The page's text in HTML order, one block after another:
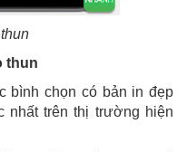
thun
bình chọn có bản in đẹp
nhất trên thị trường hiện